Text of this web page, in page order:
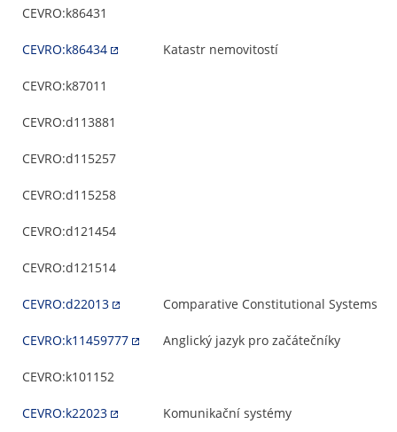
CEVRO:k86431
CEVRO:k86434 Katastr nemovitostí
CEVRO:k87011
CEVRO:d113881
CEVRO:d115257
CEVRO:d115258
CEVRO:d121454
CEVRO:d121514
CEVRO:d22013 Comparative Constitutional Systems
CEVRO:k11459777 Anglický jazyk pro začátečníky
CEVRO:k101152
CEVRO:k22023 Komunikační systémy